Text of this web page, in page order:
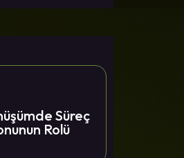
Süreç
Rolü